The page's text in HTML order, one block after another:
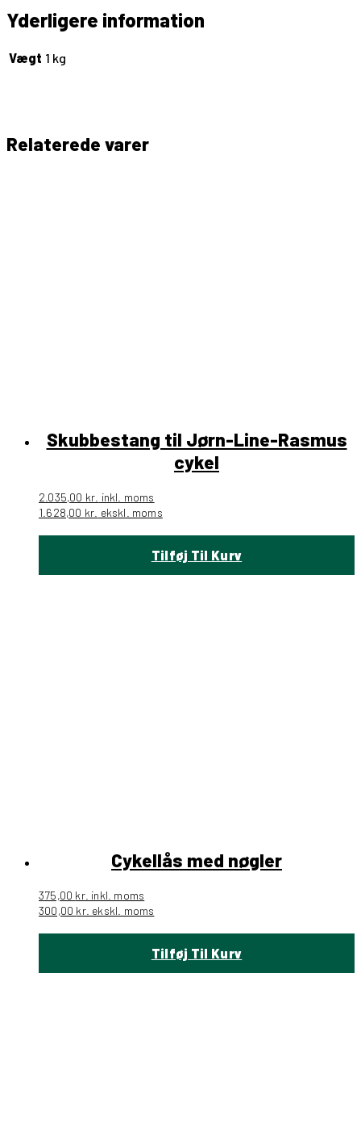
Yderligere information
Vægt 1 kg
Relaterede varer
Skubbestang til Jørn-Line-Rasmus
cykel
2.035,00 kr. inkl. moms
1.628,00 kr. ekskl. moms
Tilføj Til Kurv
Cykellås med nøgler
375,00 kr. inkl. moms
300,00 kr. ekskl. moms
Tilføj Til Kurv